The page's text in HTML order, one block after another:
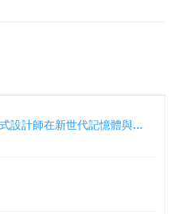
【專題演講】 梁郁珮教授 程式設計師在新世代記憶體與儲存系統中的角色與挑戰